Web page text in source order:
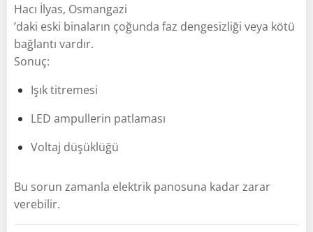
Hacı İlyas, Osmangazi
’daki eski binaların çoğunda faz dengesizliği veya kötü
bağlantı vardır.
Sonuç:
Işık titremesi
LED ampullerin patlaması
Voltaj düşüklüğü
Bu sorun zamanla elektrik panosuna kadar zarar
verebilir.